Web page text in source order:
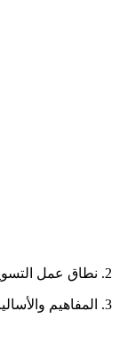
2. نطاق عمل التسويق
3. المفاهيم والأساليب الأساسية للتسويق